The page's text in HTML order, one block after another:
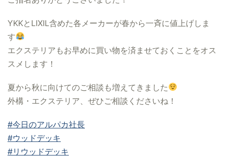
YKKとLIXIL含めた各メーカーが春から一斉に値上げしま
す
エクステリアもお早めに買い物を済ませておくことをオス
スメします！
夏から秋に向けてのご相談も増えてきました
外構・エクステリア、ぜひご相談くださいね！
#今日のアルパカ社長
#ウッドデッキ
#リウッドデッキ